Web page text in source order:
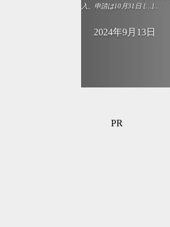
入、申請は10月31日 […]...
2024年9月13日
PR